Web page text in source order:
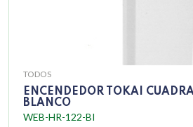
TODOS
ENCENDEDOR TOKAI
BLANCO
WEB-HR-122-BI